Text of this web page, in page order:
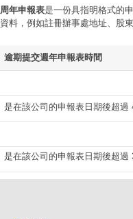
周年申報表是一份具指明格式的
資料，例如註冊辦事處地址、股
逾期提交週年申報表時間
是在該公司的申報表日期後超過
是在該公司的申報表日期後超過